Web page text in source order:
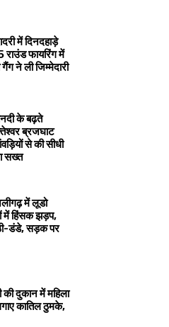
में दिनदहाड़े
राउंड फायरिंग में
गैंग ने ली जिम्मेदारी
के बढ़ते
ब्रजघाट
से की सीधी
सख्त
में लूडो
में हिंसक झड़प,
डंडे, सड़क पर
दुकान में महिला
कातिल ठुमके,